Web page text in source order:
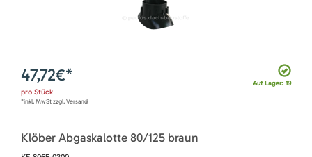
Auf Lager: 19
47,72€*
pro Stück
*inkl. MwSt zzgl. Versand
Klöber Abgaskalotte 80/125 braun